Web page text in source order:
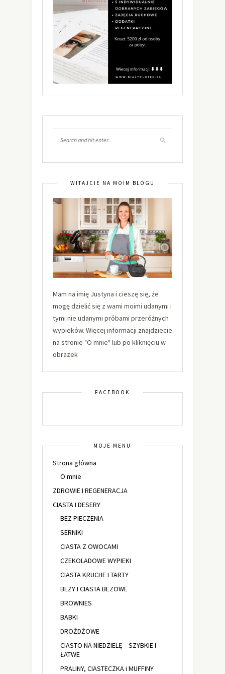
WITAJCIE NA MOIM BLOGU
Mam na imię Justyna i cieszę się, że
mogę dzielić się z wami moimi udanymi i
tymi nie udanymi próbami przeróżnych
wypieków. Więcej informacji znajdziecie
na stronie "O mnie" lub po kliknięciu w
obrazek
FACEBOOK
MOJE MENU
Strona główna
O mnie
ZDROWIE I REGENERACJA
CIASTA I DESERY
BEZ PIECZENIA
SERNIKI
CIASTA Z OWOCAMI
CZEKOLADOWE WYPIEKI
CIASTA KRUCHE I TARTY
BEZY I CIASTA BEZOWE
BROWNIES
BABKI
DROŻDŻOWE
CIASTO NA NIEDZIELĘ – SZYBKIE I
ŁATWE
PRALINY, CIASTECZKA i MUFFINY